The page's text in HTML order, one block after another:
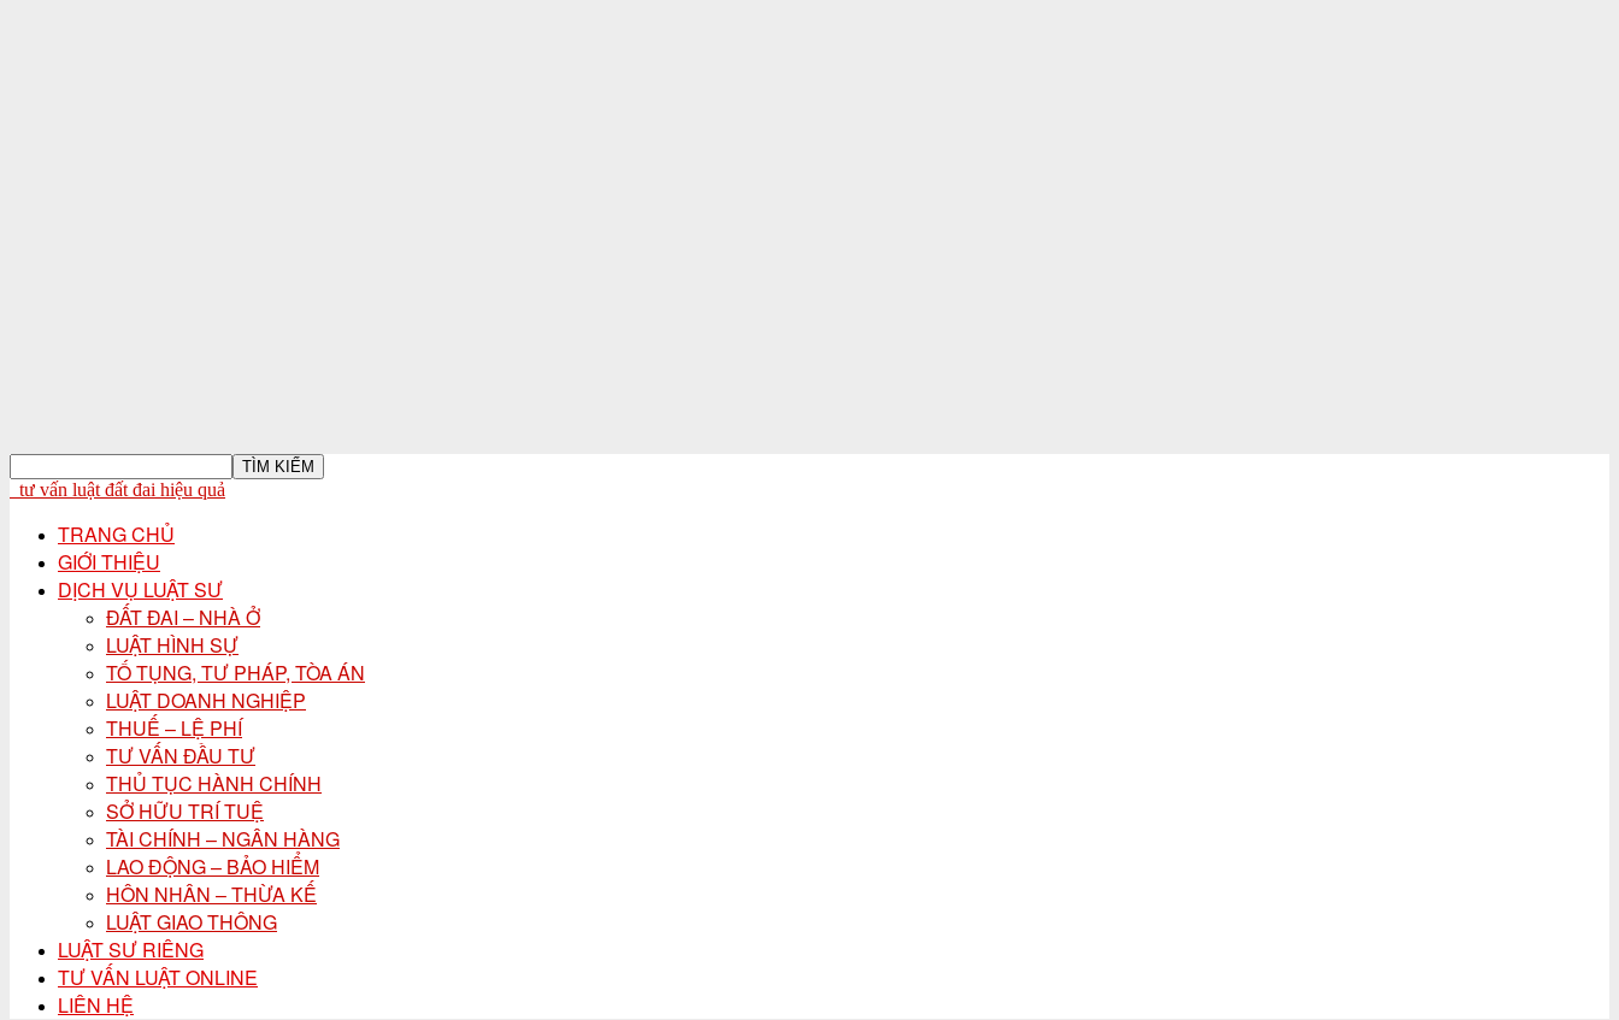
tư vấn luật đất đai hiệu quả
TRANG CHỦ
GIỚI THIỆU
DỊCH VỤ LUẬT SƯ
ĐẤT ĐAI – NHÀ Ở
LUẬT HÌNH SỰ
TỐ TỤNG, TƯ PHÁP, TÒA ÁN
LUẬT DOANH NGHIỆP
THUẾ – LỆ PHÍ
TƯ VẤN ĐẦU TƯ
THỦ TỤC HÀNH CHÍNH
SỞ HỮU TRÍ TUỆ
TÀI CHÍNH – NGÂN HÀNG
LAO ĐỘNG – BẢO HIỂM
HÔN NHÂN – THỪA KẾ
LUẬT GIAO THÔNG
LUẬT SƯ RIÊNG
TƯ VẤN LUẬT ONLINE
LIÊN HỆ